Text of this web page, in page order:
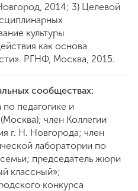
2014; 3) Целевой
культуры
как основа
РГНФ, Москва, 2015.
сообществах:
педагогике и
член Коллегии
г. Н. Новгорода; член
лаборатории по
председатель жюри
классный»;
конкурса